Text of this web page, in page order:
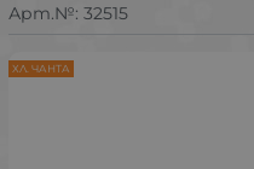
Арт.№: 32515
ХЛ. ЧАНТА